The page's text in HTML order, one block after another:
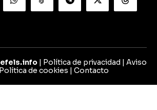
| Política de privacidad
Aviso
Política de cookies Contacto